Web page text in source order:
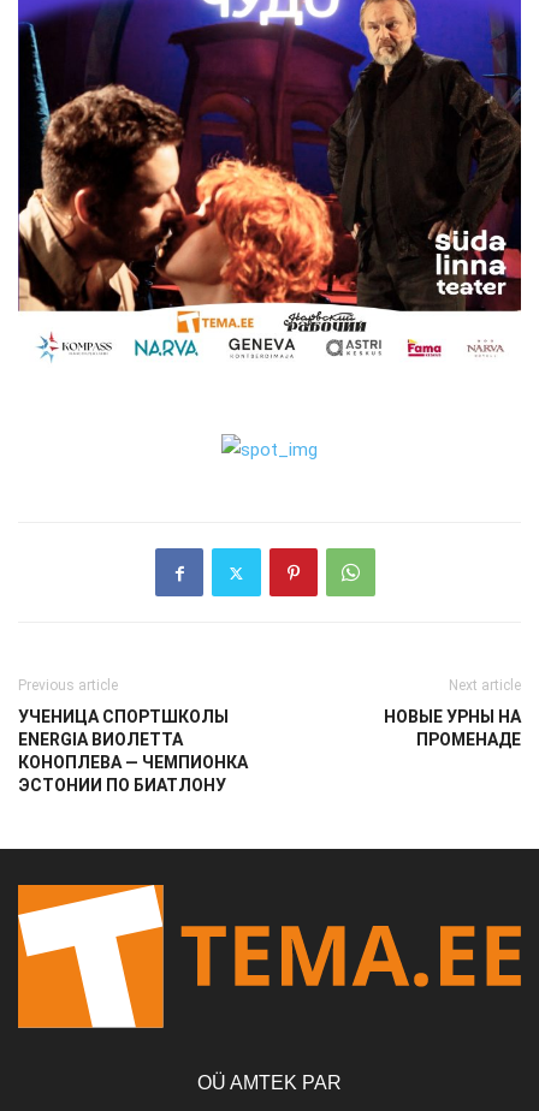
Previous article
УЧЕНИЦА СПОРТШКОЛЫ
ENERGIA ВИОЛЕТТА
КОНОПЛЕВА — ЧЕМПИОНКА
ЭСТОНИИ ПО БИАТЛОНУ
Next article
НОВЫЕ УРНЫ НА
ПРОМЕНАДЕ
OÜ AMTEK PAR